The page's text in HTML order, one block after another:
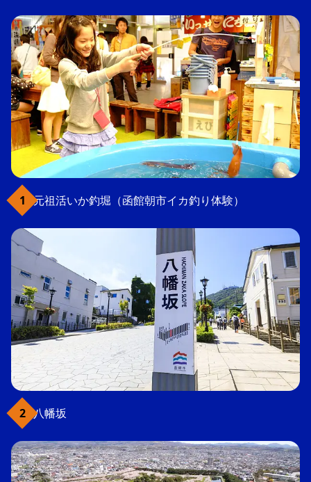
元祖活いか釣堀（函館朝市イカ釣り体験）
八幡坂